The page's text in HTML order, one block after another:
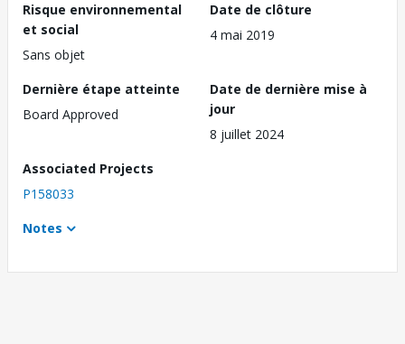
Risque environnemental
et social
Sans objet
Date de clôture
4 mai 2019
Dernière étape atteinte
Board Approved
Date de dernière mise à
jour
8 juillet 2024
Associated Projects
P158033
Notes